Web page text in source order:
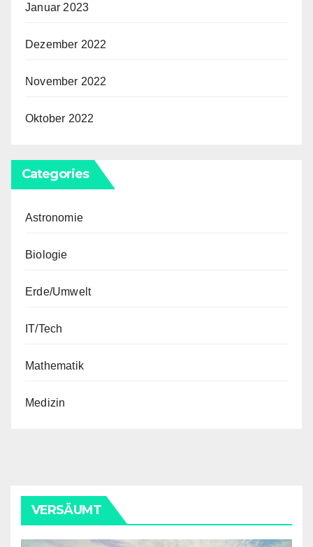
Januar 2023
Dezember 2022
November 2022
Oktober 2022
Categories
Astronomie
Biologie
Erde/Umwelt
IT/Tech
Mathematik
Medizin
VERSÄUMT